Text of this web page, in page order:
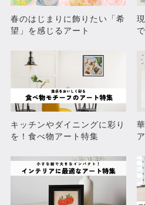
春のはじまりに飾りたい「希
望」を感じるアート
キッチンやダイニングに彩り
を！食べ物アート特集